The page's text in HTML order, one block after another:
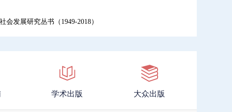
会发展研究丛书（1949-2018）
学术出版 大众出版